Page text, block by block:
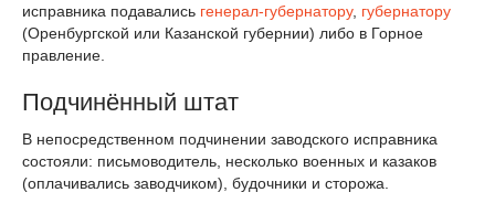
исправника подавались генерал-губернатору, губернатору
(Оренбургской или Казанской губернии) либо в Горное
правление.
Подчинённый штат
В непосредственном подчинении заводского исправника
состояли: письмоводитель, несколько военных и казаков
(оплачивались заводчиком), будочники и сторожа.